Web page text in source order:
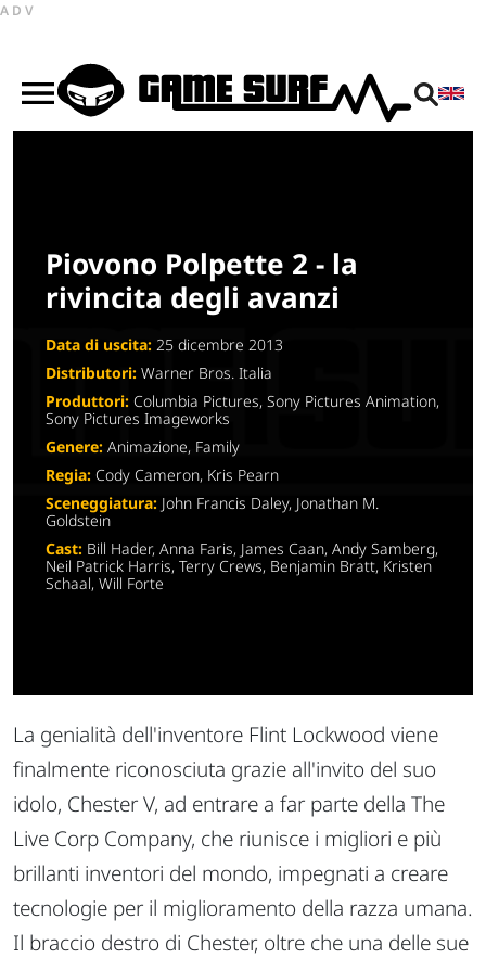
ADV
Piovono Polpette 2 - la
rivincita degli avanzi
Data di uscita: 25 dicembre 2013
Distributori: Warner Bros. Italia
Produttori: Columbia Pictures, Sony Pictures Animation,
Sony Pictures Imageworks
Genere: Animazione, Family
Regia: Cody Cameron, Kris Pearn
Sceneggiatura: John Francis Daley, Jonathan M.
Goldstein
Cast: Bill Hader, Anna Faris, James Caan, Andy Samberg,
Neil Patrick Harris, Terry Crews, Benjamin Bratt, Kristen
Schaal, Will Forte
La genialità dell'inventore Flint Lockwood viene
finalmente riconosciuta grazie all'invito del suo
idolo, Chester V, ad entrare a far parte della The
Live Corp Company, che riunisce i migliori e più
brillanti inventori del mondo, impegnati a creare
tecnologie per il miglioramento della razza umana.
Il braccio destro di Chester, oltre che una delle sue